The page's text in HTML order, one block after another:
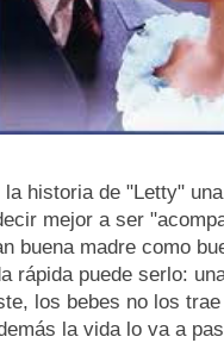
historia de "Letty"
mejor a ser
buena madre como
rápida puede serlo:
los bebes no los
la vida lo va a